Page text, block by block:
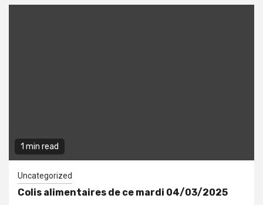
1 min read
Uncategorized
Colis alimentaires de ce mardi 04/03/2025